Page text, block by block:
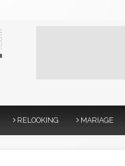
RELOOKING MARIAGE